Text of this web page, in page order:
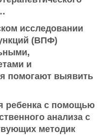
исследовании
(ВПФ)
и
помогают выявить
ребенка с помощью
анализа с
методик